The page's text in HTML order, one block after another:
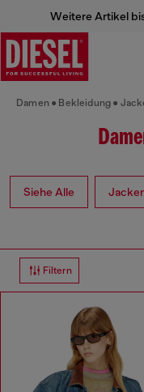
Weitere Artikel
Damen Bekleidung
Siehe Alle
Filtern